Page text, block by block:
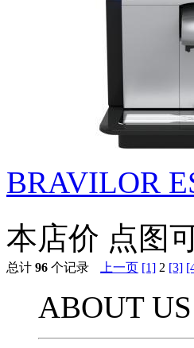
BRAVILOR
本店价 点图
总计 96 个记录 上一页 [1] 2 [3]
ABOUT US